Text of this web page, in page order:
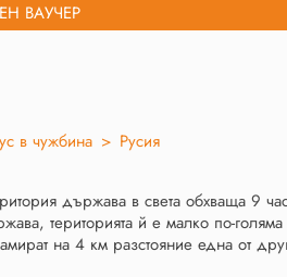
ВАУЧЕР
в чужбина > Русия
държава в света обхваща 9
територията й е малко по-
на 4 км разстояние една от